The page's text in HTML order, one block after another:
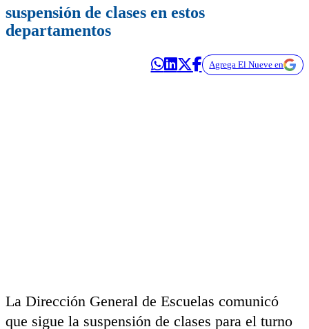
suspensión de clases en estos
departamentos
Agrega El Nueve en
La Dirección General de Escuelas comunicó
que sigue la suspensión de clases para el turno